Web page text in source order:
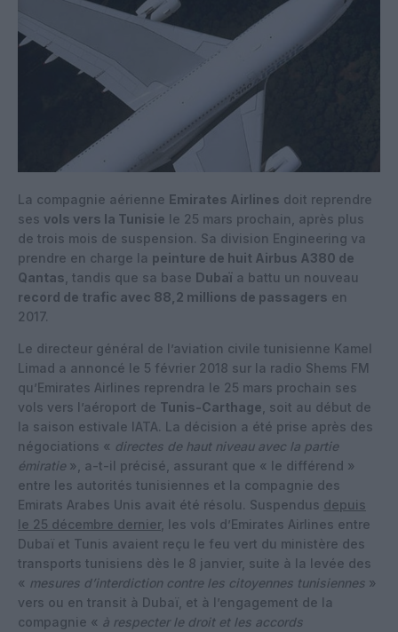
La compagnie aérienne Emirates Airlines doit reprendre
ses vols vers la Tunisie le 25 mars prochain, après plus
de trois mois de suspension. Sa division Engineering va
prendre en charge la peinture de huit Airbus A380 de
Qantas , tandis que sa base Dubaï a battu un nouveau
record de trafic avec 88,2 millions de passagers en
2017.
Le directeur général de l’aviation civile tunisienne Kamel
Limad a annoncé le 5 février 2018 sur la radio Shems FM
qu’Emirates Airlines reprendra le 25 mars prochain ses
vols vers l’aéroport de Tunis-Carthage , soit au début de
la saison estivale IATA. La décision a été prise après des
négociations « directes de haut niveau avec la partie
émiratie », a-t-il précisé, assurant que « le différend »
entre les autorités tunisiennes et la compagnie des
Emirats Arabes Unis avait été résolu. Suspendus depuis
le 25 décembre dernier, les vols d’Emirates Airlines entre
Dubaï et Tunis avaient reçu le feu vert du ministère des
transports tunisiens dès le 8 janvier, suite à la levée des
« mesures d’interdiction contre les citoyennes tunisiennes »
vers ou en transit à Dubaï, et à l’engagement de la
compagnie « à respecter le droit et les accords